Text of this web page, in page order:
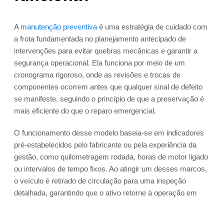
A manutenção preventiva é uma estratégia de cuidado com
a frota fundamentada no planejamento antecipado de
intervenções para evitar quebras mecânicas e garantir a
segurança operacional. Ela funciona por meio de um
cronograma rigoroso, onde as revisões e trocas de
componentes ocorrem antes que qualquer sinal de defeito
se manifeste, seguindo o princípio de que a preservação é
mais eficiente do que o reparo emergencial.
O funcionamento desse modelo baseia-se em indicadores
pré-estabelecidos pelo fabricante ou pela experiência da
gestão, como quilometragem rodada, horas de motor ligado
ou intervalos de tempo fixos. Ao atingir um desses marcos,
o veículo é retirado de circulação para uma inspeção
detalhada, garantindo que o ativo retorne à operação em